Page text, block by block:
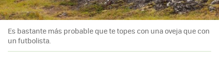
Es bastante más probable que te topes con una oveja que con
un futbolista.